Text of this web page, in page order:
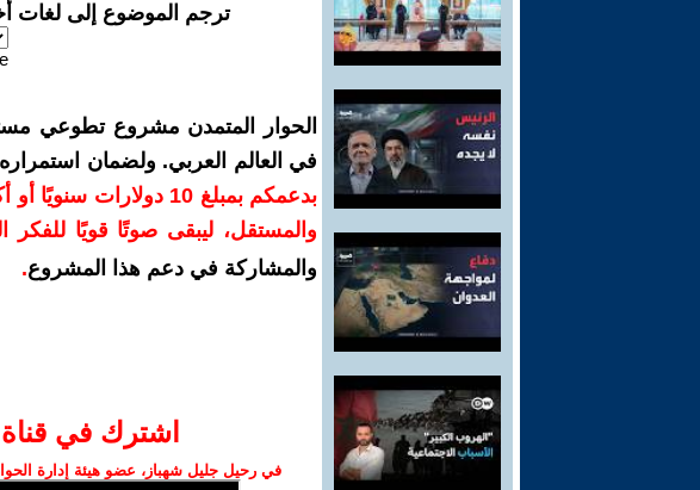
ترجم الموضوع إلى لغات
الحوار المتمدن مشروع تطوعي
في العالم العربي. ولضمان
بدعمكم بمبلغ 10
والمستقل، ليبقى صوتًا قويًا للفكر
والمشاركة في دعم هذا المشروع.
اشترك في
في رحيل جليل شهباز، عضو هيئة إدارة